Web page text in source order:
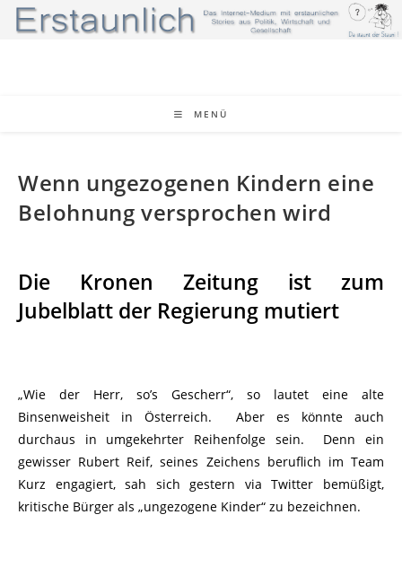
Zum
Inhalt
MENÜ
Wenn ungezogenen Kindern eine
Belohnung versprochen wird
Die Kronen Zeitung ist zum
Jubelblatt der Regierung mutiert
„Wie der Herr, so’s Gescherr“, so lautet eine alte
Binsenweisheit in Österreich. Aber es könnte auch
durchaus in umgekehrter Reihenfolge sein. Denn ein
gewisser Rubert Reif, seines Zeichens beruflich im Team
Kurz engagiert, sah sich gestern via Twitter bemüßigt,
kritische Bürger als „ungezogene Kinder“ zu bezeichnen.